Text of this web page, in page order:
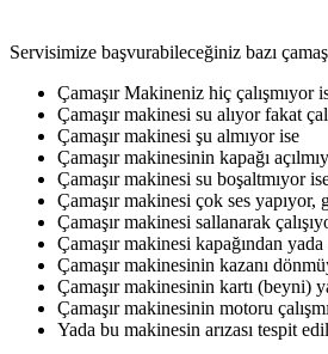
Servisimize başvurabileceğiniz bazı
Çamaşır Makineniz hiç çalışmıyor
Çamaşır makinesi su alıyor fakat
Çamaşır makinesi şu almıyor ise
Çamaşır makinesinin kapağı
Çamaşır makinesi su boşaltmıyor
Çamaşır makinesi çok ses yapıyor,
Çamaşır makinesi sallanarak
Çamaşır makinesi kapağından yada
Çamaşır makinesinin kazanı
Çamaşır makinesinin kartı (beyni)
Çamaşır makinesinin motoru
Yada bu makinesin arızası tespit